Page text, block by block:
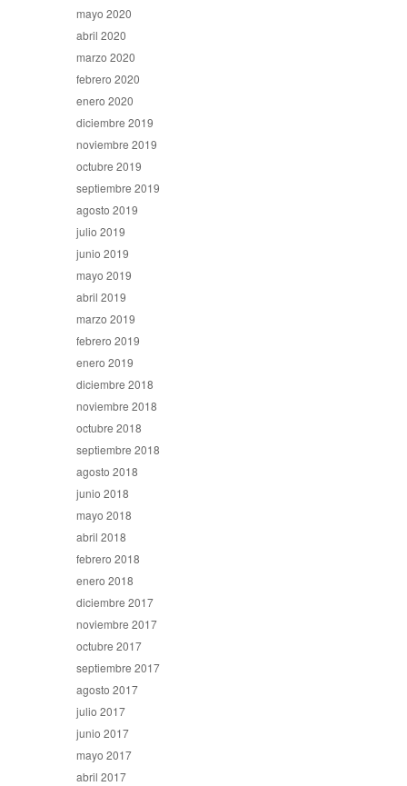
mayo 2020
abril 2020
marzo 2020
febrero 2020
enero 2020
diciembre 2019
noviembre 2019
octubre 2019
septiembre 2019
agosto 2019
julio 2019
junio 2019
mayo 2019
abril 2019
marzo 2019
febrero 2019
enero 2019
diciembre 2018
noviembre 2018
octubre 2018
septiembre 2018
agosto 2018
junio 2018
mayo 2018
abril 2018
febrero 2018
enero 2018
diciembre 2017
noviembre 2017
octubre 2017
septiembre 2017
agosto 2017
julio 2017
junio 2017
mayo 2017
abril 2017